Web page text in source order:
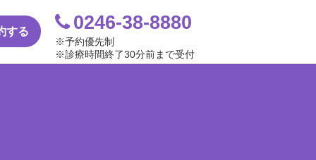
する 0246-38-8880
※予約優先制
※診療時間終了30分前まで受付